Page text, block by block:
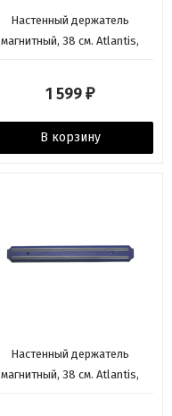
Настенный держатель
магнитный, 38 см. Atlantis,
1 599 ₽
В корзину
Настенный держатель
магнитный, 38 см. Atlantis,